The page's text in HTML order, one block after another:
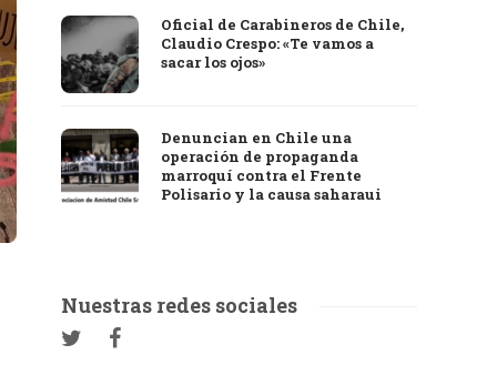
Oficial de Carabineros de Chile,
Claudio Crespo: «Te vamos a
sacar los ojos»
Denuncian en Chile una
operación de propaganda
marroquí contra el Frente
Polisario y la causa saharaui
Nuestras redes sociales